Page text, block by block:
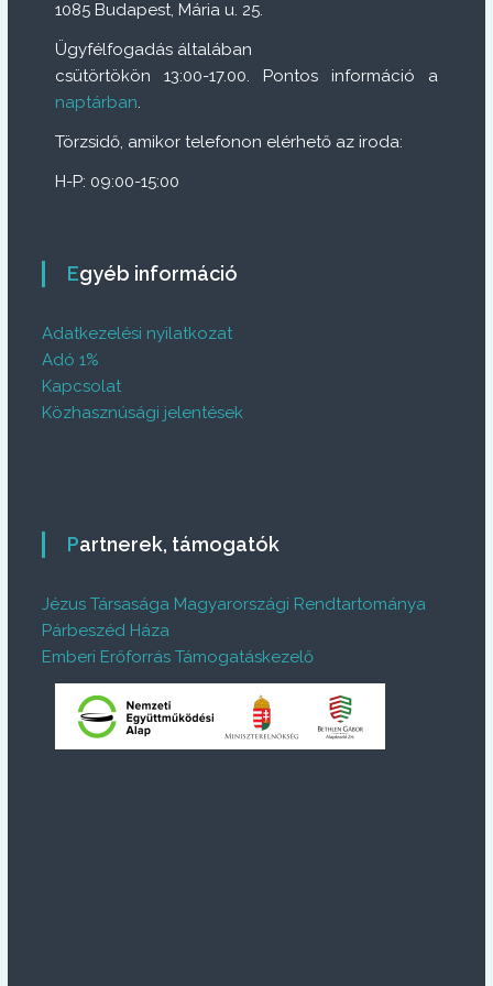
1085 Budapest, Mária u. 25.
Ügyfélfogadás általában
csütörtökön 13:00-17.00. Pontos információ a
naptárban
Törzsidő, amikor telefonon elérhető az iroda:
H-P: 09:00-15:00
Egyéb információ
Adatkezelési nyilatkozat
Adó 1%
Kapcsolat
Közhasznúsági jelentések
Partnerek, támogatók
Jézus Társasága Magyarországi Rendtartománya
Párbeszéd Háza
Emberi Erőforrás Támogatáskezelő